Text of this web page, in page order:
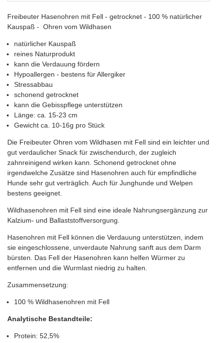
Freibeuter Hasenohren mit Fell - getrocknet - 100 % natürlicher
Kauspaß - Ohren vom Wildhasen
natürlicher Kauspaß
reines Naturprodukt
kann die Verdauung fördern
Hypoallergen - bestens für Allergiker
Stressabbau
schonend getrocknet
kann die Gebisspflege unterstützen
Länge: ca. 15-23 cm
Gewicht ca. 10-16g pro Stück
Die Freibeuter Ohren vom Wildhasen mit Fell sind ein leichter und
gut verdaulicher Snack für zwischendurch, der zugleich
zahnreinigend wirken kann. Schonend getrocknet ohne
irgendwelche Zusätze sind Hasenohren auch für empfindliche
Hunde sehr gut verträglich. Auch für Junghunde und Welpen
bestens geeignet.
Wildhasenohren mit Fell sind eine ideale Nahrungsergänzung zur
Kalzium- und Ballaststoffversorgung.
Hasenohren mit Fell können die Verdauung unterstützen, indem
sie eingeschlossene, unverdaute Nahrung sanft aus dem Darm
bürsten. Das Fell der Hasenohren kann helfen Würmer zu
entfernen und die Wurmlast niedrig zu halten.
Zusammensetzung:
100 % Wildhasenohren mit Fell
Analytische Bestandteile:
Protein: 52,5%